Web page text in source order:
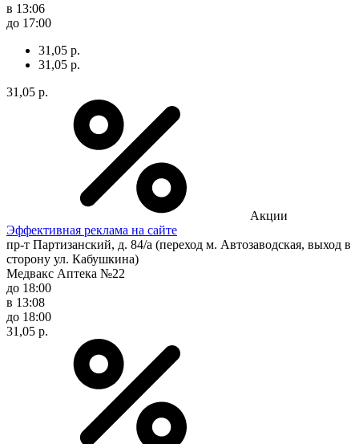
в 13:06
до 17:00
31,05 р.
31,05 р.
31,05 р.
Акции
Эффективная реклама на сайте
пр-т Партизанский, д. 84/а (переход м. Автозаводская, выход в
сторону ул. Кабушкина)
Медвакс Аптека №22
до 18:00
в 13:08
до 18:00
31,05 р.